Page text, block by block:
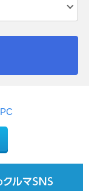
PC